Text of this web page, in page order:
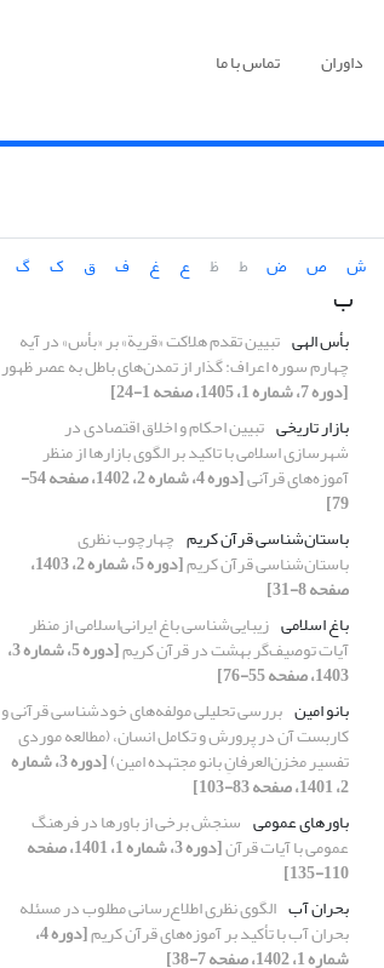
داوران تماس با ما
ش ص ض ط ظ ع غ ف ق ک گ
ب
بأس الهی تبیین تقدم هلاکت «قریة» بر «بأس» در آیه
چهارم سوره اعراف: گذار از تمدن‌های باطل به عصر ظهور
[دوره 7، شماره 1، 1405، صفحه 1-24]
بازار تاریخی تبیین احکام و اخلاق اقتصادی در
شهرسازی اسلامی با تاکید بر الگوی بازارها از منظر
آموزه‌های قرآنی [دوره 4، شماره 2، 1402، صفحه 54-
79]
باستان‌شناسی قرآن کریم چهارچوب نظری
باستان‌شناسی قرآن کریم [دوره 5، شماره 2، 1403،
صفحه 8-31]
باغ اسلامی زیبایی‌شناسی باغ ایرانی‌اسلامی از منظر
آیات توصیف‌گر بهشت در قرآن کریم [دوره 5، شماره 3،
1403، صفحه 55-76]
بانو امین بررسی تحلیلی ‌مولفه‌های خودشناسی قرآنی و
کاربست آن در پرورش و تکامل انسان، (مطالعه موردی
تفسیر مخزن‌العرفانِ بانو مجتهده امین) [دوره 3، شماره
2، 1401، صفحه 83-103]
باورهای عمومی سنجش برخی از باورها در فرهنگ
عمومی با آیات قرآن [دوره 3، شماره 1، 1401، صفحه
110-135]
بحران آب الگوی نظری اطلاع‌رسانی مطلوب در مسئله
بحران آب با تأکید بر آموزه‌های قرآن کریم [دوره 4،
شماره 1، 1402، صفحه 7-38]